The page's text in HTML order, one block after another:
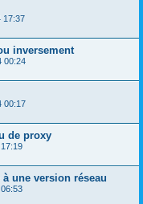
17:37
inversement
00:24
00:17
de proxy
une version réseau